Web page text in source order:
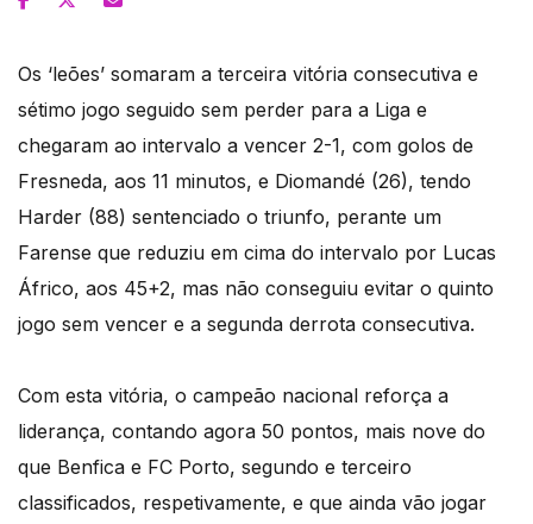
Os ‘leões’ somaram a terceira vitória consecutiva e
sétimo jogo seguido sem perder para a Liga e
chegaram ao intervalo a vencer 2-1, com golos de
Fresneda, aos 11 minutos, e Diomandé (26), tendo
Harder (88) sentenciado o triunfo, perante um
Farense que reduziu em cima do intervalo por Lucas
Áfrico, aos 45+2, mas não conseguiu evitar o quinto
jogo sem vencer e a segunda derrota consecutiva.
Com esta vitória, o campeão nacional reforça a
liderança, contando agora 50 pontos, mais nove do
que Benfica e FC Porto, segundo e terceiro
classificados, respetivamente, e que ainda vão jogar